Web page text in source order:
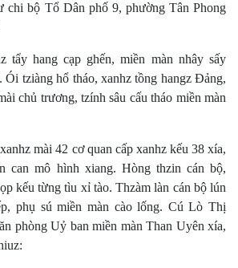
bộ Tổ Dân phố 9, phường Tân Phong
tẩy hang cạp ghến, miền màn nhây sấy
Ói tziàng hổ tháo, xanhz tồng hangz Đảng,
chủ trương, tzính sâu cấu tháo miền màn
mài 42 cơ quan cấp xanhz kếu 38 xía,
can mô hình xiang. Hòng thzin cán bộ,
kếu từng tìu xỉ tào. Thzàm làn cán bộ lún
phụ sú miền màn cào lống. Cú Lò Thị
phòng Uỷ ban miền màn Than Uyên xía,